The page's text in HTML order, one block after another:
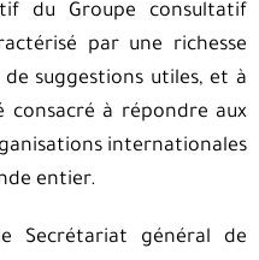
du Groupe consultatif
par une richesse
suggestions utiles, et à
à répondre aux
internationales
entier.
Secrétariat général de